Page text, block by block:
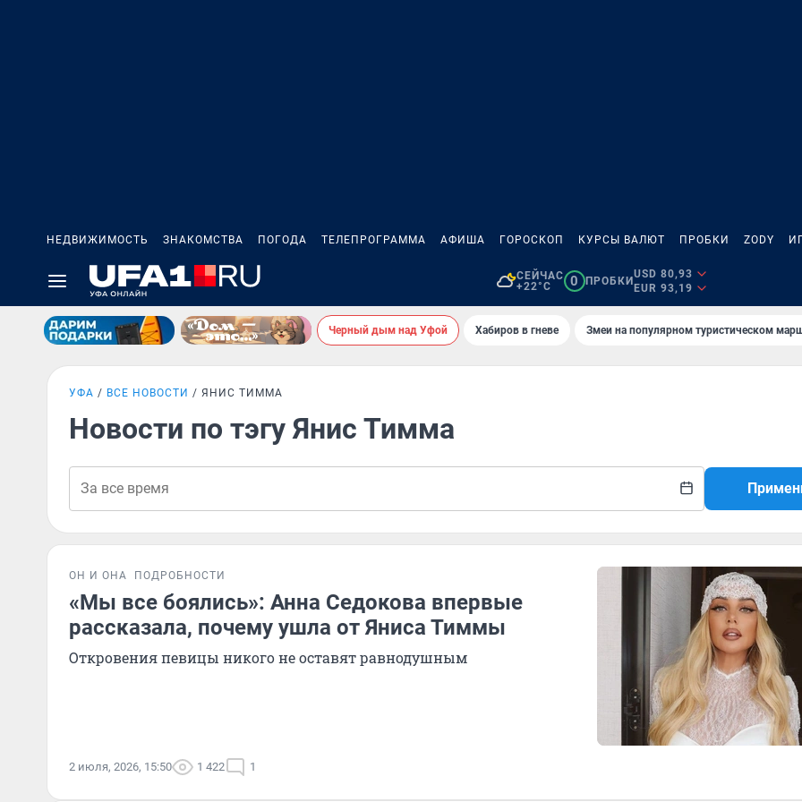
НЕДВИЖИМОСТЬ ЗНАКОМСТВА ПОГОДА ТЕЛЕПРОГРАММА АФИША ГОРОСКОП КУРСЫ ВАЛЮТ ПРОБКИ ZODY
СЕЙЧАС
+22°C
0 ПРОБКИ
USD 80,93
EUR 93,19
Черный дым над Уфой Хабиров в гневе Змеи на популярном туристическом
УФА ВСЕ НОВОСТИ ЯНИС ТИММА
Новости по тэгу Янис Тимма
ОН И ОНА ПОДРОБНОСТИ
«Мы все боялись»: Анна Седокова впервые
рассказала, почему ушла от Яниса Тиммы
Откровения певицы никого не оставят равнодушным
2 июля, 2026, 15:50 1 422 1